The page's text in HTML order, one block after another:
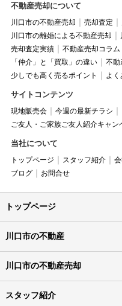
不動産売却について
川口市の不動産売却 売却査定
川口市の離婚による不動産売却
売却査定実績
不動産売却コラム
「仲介」と「買取」の違い
不動
少しでも高く売るポイント
よく
サイトコンテンツ
現地販売会
今週の最新チラシ
ご友人・ご家族ご友人紹介キャン
当社について
トップページ スタッフ紹介
ブログ
お問合せ
トップページ
川口市の不動産
川口市の不動産売却
スタッフ紹介